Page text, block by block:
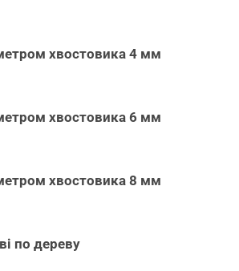
хвостовика 4 мм
хвостовика 6 мм
хвостовика 8 мм
по дереву